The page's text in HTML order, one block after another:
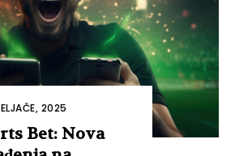
2025
Bet: Nova